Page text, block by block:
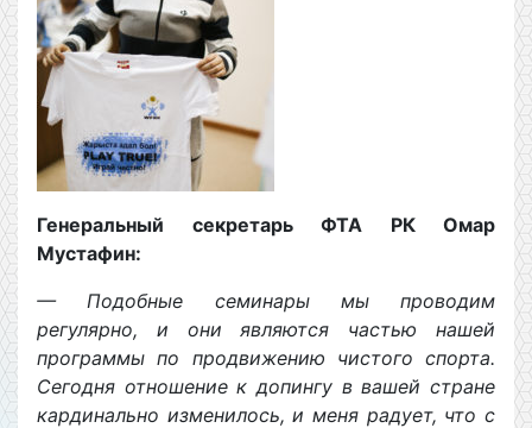
Генеральный секретарь ФТА РК Омар
Мустафин:
— Подобные семинары мы проводим
регулярно, и они являются частью нашей
программы по продвижению чистого спорта.
Сегодня отношение к допингу в вашей стране
кардинально изменилось, и меня радует, что с